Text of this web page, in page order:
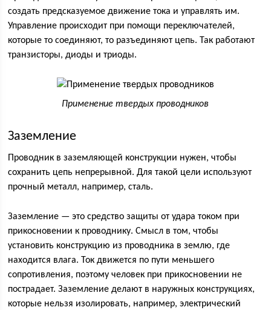
создать предсказуемое движение тока и управлять им.
Управление происходит при помощи переключателей,
которые то соединяют, то разъединяют цепь. Так работают
транзисторы, диоды и триоды.
Применение твердых проводников
Заземление
Проводник в заземляющей конструкции нужен, чтобы
сохранить цепь непрерывной. Для такой цели используют
прочный металл, например, сталь.
Заземление — это средство защиты от удара током при
прикосновении к проводнику. Смысл в том, чтобы
установить конструкцию из проводника в землю, где
находится влага. Ток движется по пути меньшего
сопротивления, поэтому человек при прикосновении не
пострадает. Заземление делают в наружных конструкциях,
которые нельзя изолировать, например, электрический